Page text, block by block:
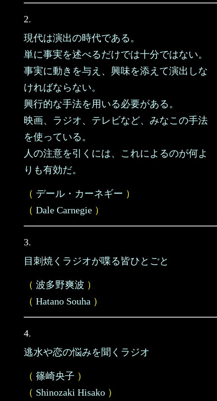
2.
現代は演出の時代である。
単に事実を述べるだけでは十分ではない。
事実に動きを与え、興味を添えて演出しな
ければならない。
興行的な手法を用いる必要がある。
映画、ラジオ、テレビなど、みなこの手法
を使っている。
人の注意を引くには、これによるのが何よ
りも有効だ。
（ デール・カーネギー ）
（ Dale Carnegie ）
3.
目刺焼くラジオが喋る皆ひとごと
（ 波多野爽波 ）
（ Hatano Souha ）
4.
逃水や恋の悩みを聞くラジオ
（ 篠崎央子 ）
（ Shinozaki Hisako ）